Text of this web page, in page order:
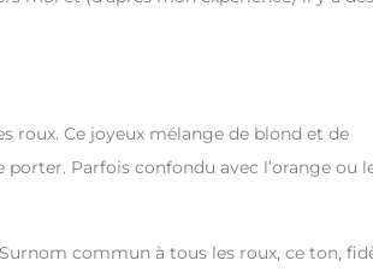
roux. Ce joyeux mélange de blond et de
Parfois confondu avec l’orange ou
commun à tous les roux, ce ton,